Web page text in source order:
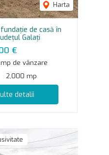
Harta
de casă în
Galați
€
de vânzare
2,000 mp
detalii